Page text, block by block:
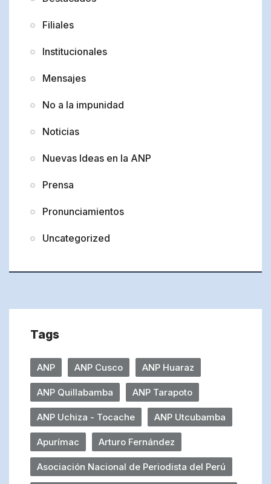
Filiales
Institucionales
Mensajes
No a la impunidad
Noticias
Nuevas Ideas en la ANP
Prensa
Pronunciamientos
Uncategorized
Tags
ANP ANP Cusco ANP Huaraz
ANP Quillabamba ANP Tarapoto
ANP Uchiza - Tocache ANP Utcubamba
Apurímac Arturo Fernández
Asociación Nacional de Periodista del Perú